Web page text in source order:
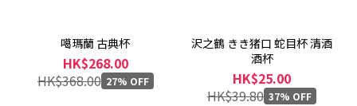
噶瑪蘭 古典杯
HK$268.00
HK$368.00 27% OFF
沢之鶴 きき猪口 蛇目杯 清酒
酒杯
HK$25.00
HK$39.80 37% OFF